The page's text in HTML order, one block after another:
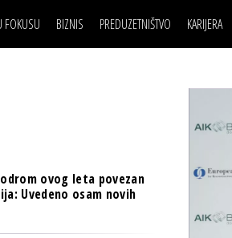
FOKUSU BIZNIS
BANKE
PREDUZETNIŠTVO KARIJERA
MOJ
IZJAVA DANABIZNIS SCENA
BREND I KOMUNIKACIJE
OSIGURANJE
TECH I AI
POSAO
MOJ
ovog leta povezan
Uvedeno osam novih